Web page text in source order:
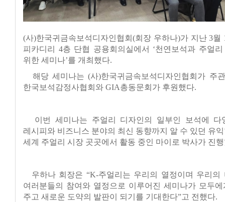
(사)한국귀금속보석디자인협회(회장 우하나)가 지난 3월
피카디리 4층 단협 공용회의실에서 ‘천연보석과 주얼
위한 세미나’를 개최했다.
해당 세미나는 (사)한국귀금속보석디자인협회가 주
한국보석감정사협회와 GIA총동문회가 후원했다.
이번 세미나는 주얼리 디자인의 일부인 보석에 다
레시피와 비즈니스 분야의 최신 동향까지 알 수 있던 유
세계 주얼리 시장 곳곳에서 활동 중인 마이로 박사가 진
우하나 회장은 “K-주얼리는 우리의 열정이며 우리의
여러분들의 참여와 열정으로 이루어진 세미나가 모두
주고 새로운 도약의 발판이 되기를 기대한다”고 전했다.